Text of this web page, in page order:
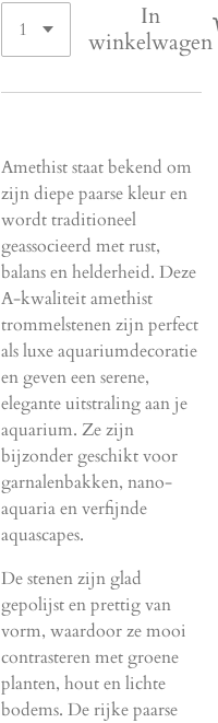
In
winkelwagen
Amethist staat bekend om
zijn diepe paarse kleur en
wordt traditioneel
geassocieerd met rust,
balans en helderheid. Deze
A-kwaliteit amethist
trommelstenen zijn perfect
als luxe aquariumdecoratie
en geven een serene,
elegante uitstraling aan je
aquarium. Ze zijn
bijzonder geschikt voor
garnalenbakken, nano-
aquaria en verfijnde
aquascapes.
De stenen zijn glad
gepolijst en prettig van
vorm, waardoor ze mooi
contrasteren met groene
planten, hout en lichte
bodems. De rijke paarse